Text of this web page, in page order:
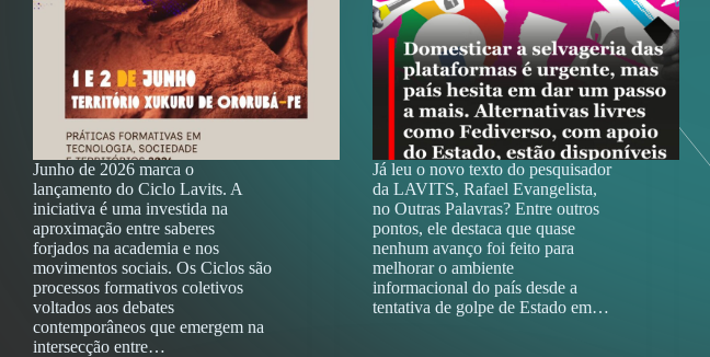
Junho de 2026 marca o
lançamento do Ciclo Lavits. A
iniciativa é uma investida na
aproximação entre saberes
forjados na academia e nos
movimentos sociais. Os Ciclos são
processos formativos coletivos
voltados aos debates
contemporâneos que emergem na
intersecção entre…
Já leu o novo texto do pesquisador
da LAVITS, Rafael Evangelista,
no Outras Palavras? Entre outros
pontos, ele destaca que quase
nenhum avanço foi feito para
melhorar o ambiente
informacional do país desde a
tentativa de golpe de Estado em…